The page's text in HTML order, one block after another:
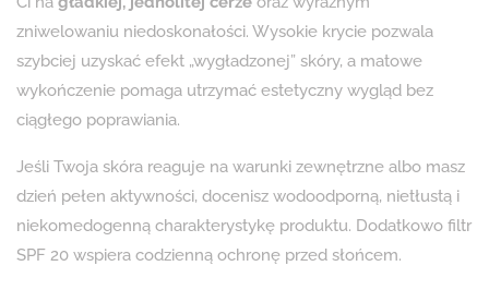
zniwelowaniu niedoskonałości. Wysokie krycie pozwala
szybciej uzyskać efekt „wygładzonej” skóry, a matowe
wykończenie pomaga utrzymać estetyczny wygląd bez
ciągłego poprawiania.
Jeśli Twoja skóra reaguje na warunki zewnętrzne albo masz
dzień pełen aktywności, docenisz wodoodporną, nietłustą i
niekomedogenną charakterystykę produktu. Dodatkowo filtr
SPF 20 wspiera codzienną ochronę przed słońcem.